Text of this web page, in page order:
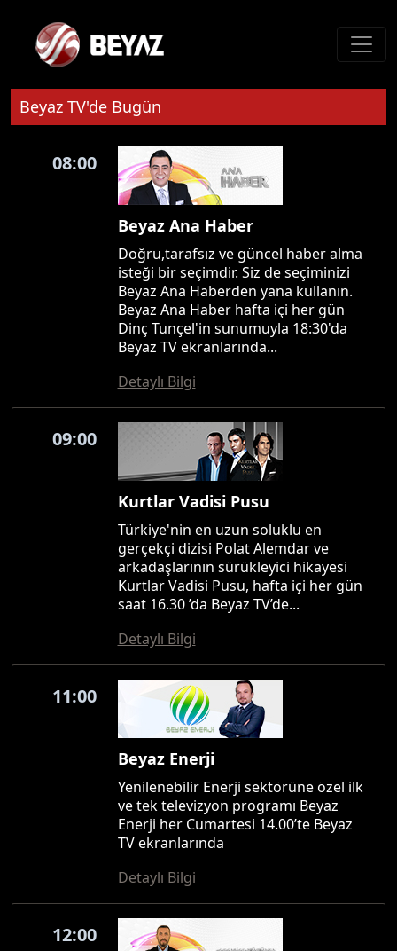
Beyaz TV'de Bugün
08:00
Beyaz Ana Haber
Doğru,tarafsız ve güncel haber alma
isteği bir seçimdir. Siz de seçiminizi
Beyaz Ana Haberden yana kullanın.
Beyaz Ana Haber hafta içi her gün
Dinç Tunçel'in sunumuyla 18:30'da
Beyaz TV ekranlarında...
Detaylı Bilgi
09:00
Kurtlar Vadisi Pusu
Türkiye'nin en uzun soluklu en
gerçekçi dizisi Polat Alemdar ve
arkadaşlarının sürükleyici hikayesi
Kurtlar Vadisi Pusu, hafta içi her gün
saat 16.30 ’da Beyaz TV’de...
Detaylı Bilgi
11:00
Beyaz Enerji
Yenilenebilir Enerji sektörüne özel ilk
ve tek televizyon programı Beyaz
Enerji her Cumartesi 14.00’te Beyaz
TV ekranlarında
Detaylı Bilgi
12:00